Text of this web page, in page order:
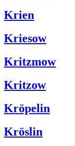
Krien
Kriesow
Kritzmow
Kritzow
Kröpelin
Kröslin